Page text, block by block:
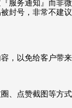
服务通知』而非微
封号，非常不建议
，以免给客户带来
、点赞截图等方式